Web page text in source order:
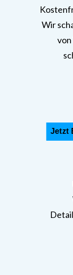
Wir
von
Jetzt